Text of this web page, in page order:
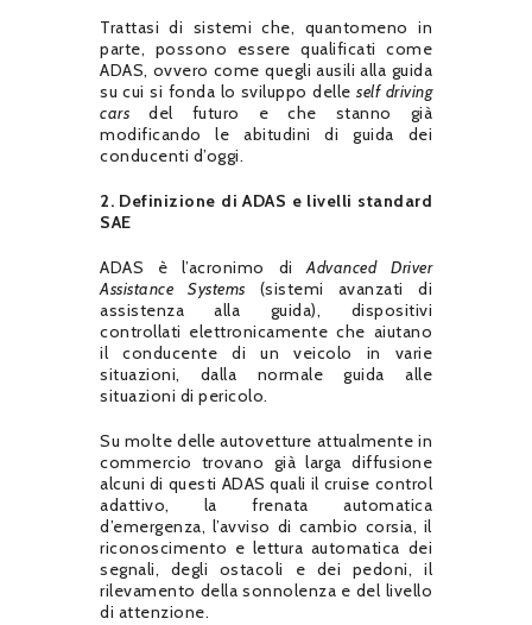
Trattasi di sistemi che, quantomeno in
parte, possono essere qualificati come
ADAS, ovvero come quegli ausili alla guida
su cui si fonda lo sviluppo delleself driving
cars del futuro e che stanno già
modificando le abitudini di guida dei
conducenti d’oggi.
2. Definizione di ADAS e livelli standard
SAE
ADAS è l’acronimo diAdvanced Driver
Assistance Systems (sistemi avanzati di
assistenza alla guida), dispositivi
controllati elettronicamente che aiutano
il conducente di un veicolo in varie
situazioni, dalla normale guida alle
situazioni di pericolo.
Su molte delle autovetture attualmente in
commercio trovano già larga diffusione
alcuni di questi ADAS quali il cruise control
adattivo, la frenata automatica
d’emergenza, l’avviso di cambio corsia, il
riconoscimento e lettura automatica dei
segnali, degli ostacoli e dei pedoni, il
rilevamento della sonnolenza e del livello
di attenzione.